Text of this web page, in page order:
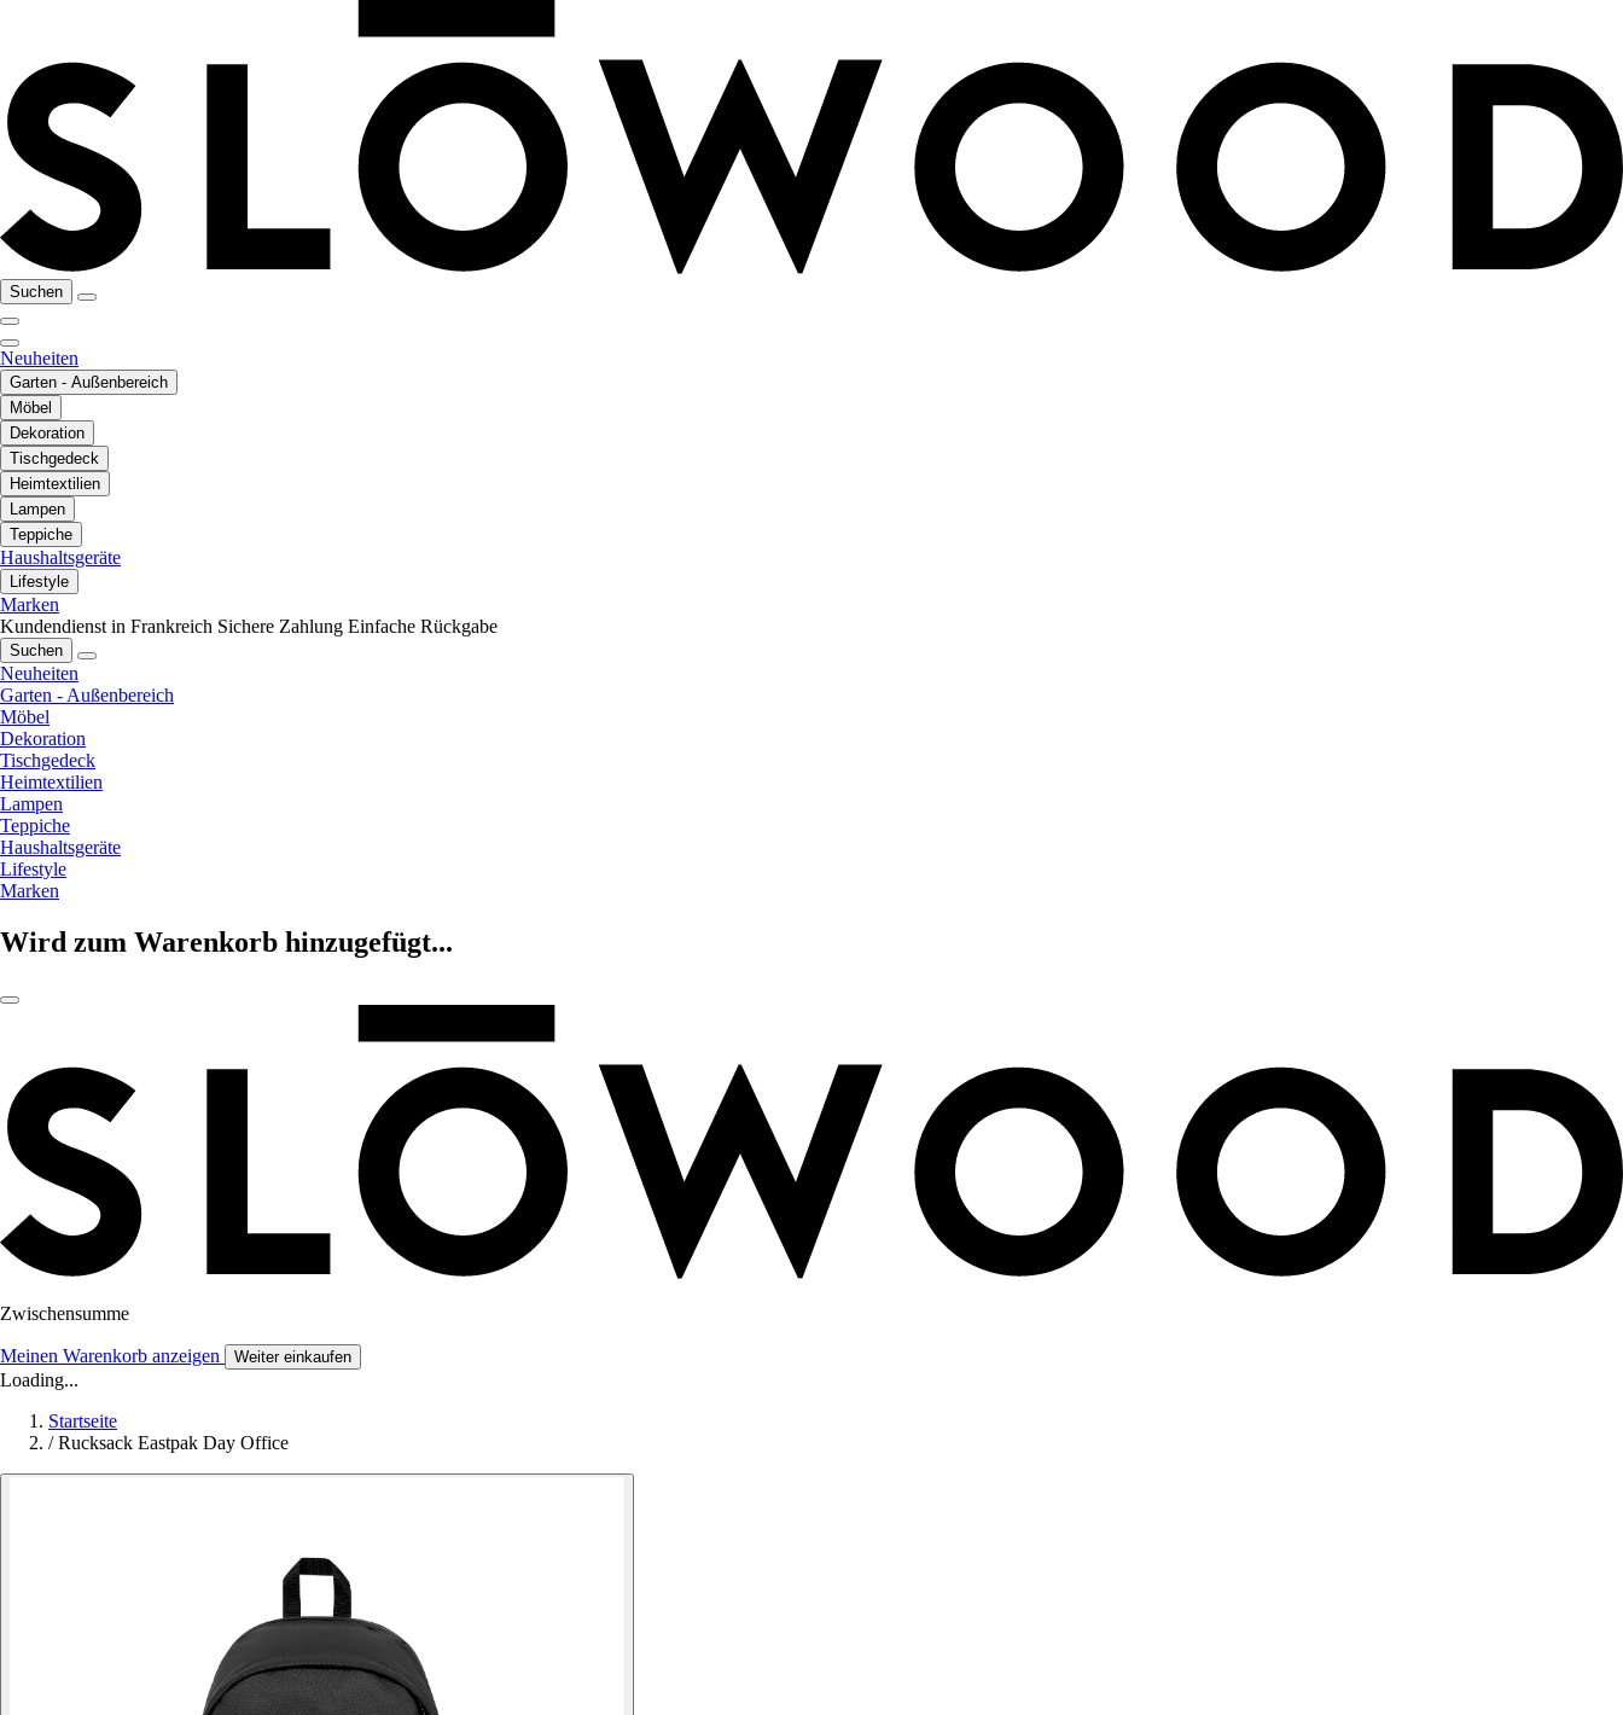
Suchen
Neuheiten
Garten - Außenbereich
Möbel
Dekoration
Tischgedeck
Heimtextilien
Lampen
Teppiche
Haushaltsgeräte
Lifestyle
Marken
Kundendienst in Frankreich Sichere Zahlung Einfache Rückgabe
Suchen
Neuheiten
Garten - Außenbereich
Möbel
Dekoration
Tischgedeck
Heimtextilien
Lampen
Teppiche
Haushaltsgeräte
Lifestyle
Marken
Wird zum Warenkorb hinzugefügt...
Zwischensumme
Meinen Warenkorb anzeigen Weiter einkaufen
Loading...
Startseite
/ Rucksack Eastpak Day Office